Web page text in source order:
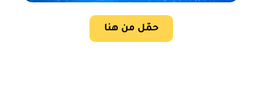
حمّل من هنا